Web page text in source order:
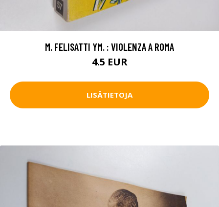
M. FELISATTI YM. : VIOLENZA A ROMA
4.5 EUR
LISÄTIETOJA